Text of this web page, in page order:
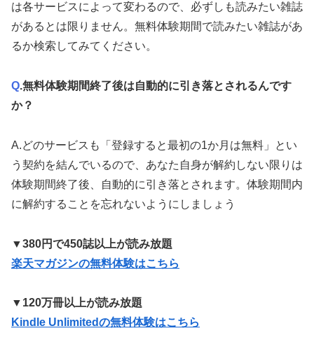
は各サービスによって変わるので、必ずしも読みたい雑誌
があるとは限りません。無料体験期間で読みたい雑誌があ
るか検索してみてください。
Q.無料体験期間終了後は自動的に引き落とされるんです
か？
A.どのサービスも「登録すると最初の1か月は無料」とい
う契約を結んでいるので、あなた自身が解約しない限りは
体験期間終了後、自動的に引き落とされます。体験期間内
に解約することを忘れないようにしましょう
▼380円で450誌以上が読み放題
楽天マガジンの無料体験はこちら
▼120万冊以上が読み放題
Kindle Unlimitedの無料体験はこちら